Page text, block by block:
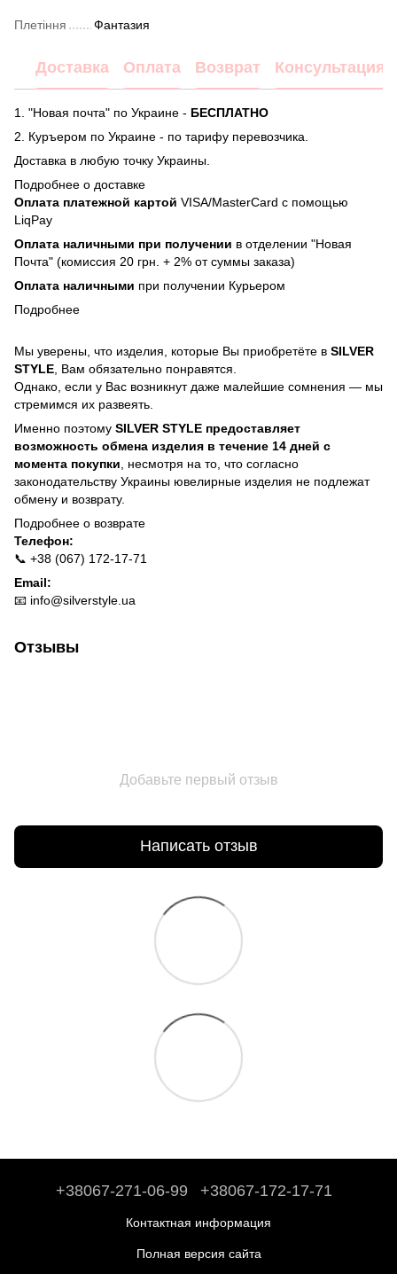
Плетіння Фантазия
Доставка Оплата Возврат Консультация
1. "Новая почта" по Украине - БЕСПЛАТНО
2. Куръером по Украине - по тарифу перевозчика.
Доставка в любую точку Украины.
Подробнее о доставке
Оплата платежной картой VISA/MasterCard с помощью
LiqPay
Оплата наличными при получении в отделении "Новая
Почта" (комиссия 20 грн. + 2% от суммы заказа)
Оплата наличными при получении Курьером
Подробнее
Мы уверены, что изделия, которые Вы приобретёте в SILVER
STYLE , Вам обязательно понравятся.
Однако, если у Вас возникнут даже малейшие сомнения — мы
стремимся их развеять.
Именно поэтому SILVER STYLE предоставляет
возможность обмена изделия в течение 14 дней с
момента покупки , несмотря на то, что согласно
законодательству Украины ювелирные изделия не подлежат
обмену и возврату.
Подробнее о возврате
Телефон:
📞 +38 (067) 172-17-71
Email:
📧 info@silverstyle.ua
Отзывы
Добавьте первый отзыв
Написать отзыв
+38067-271-06-99 +38067-172-17-71
Контактная информация
Полная версия сайта